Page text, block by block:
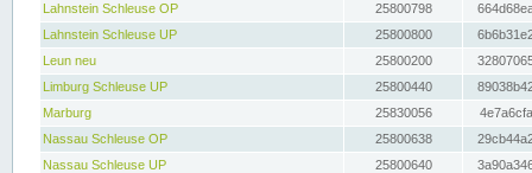
Lahnstein Schleuse OP
25800798
Lahnstein Schleuse UP
25800800
Leun neu
25800200
Limburg Schleuse UP
25800440
Marburg
25830056
Nassau Schleuse OP
25800638
Nassau Schleuse UP
25800640